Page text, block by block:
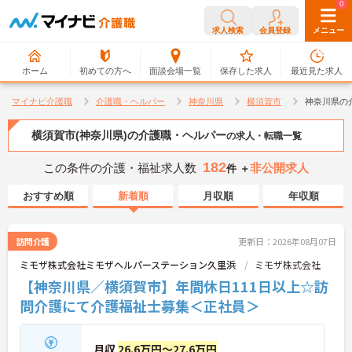
求人検索 会員登録 メニュー
ホーム 初めての方へ 面談会場一覧
0
保存した求人
0
最近見た求人
マイナビ介護職 介護職・ヘルパー 神奈川県 横須賀市 神奈川県の
横須賀市(神奈川県)の介護職・ヘルパーの求人・転職一覧
この条件の介護・福祉求人数 182件 ＋非公開求人
おすすめ順 新着順 月収順 年収順
訪問介護 更新日：2026年08月07日
ミモザ株式会社ミモザヘルパーステーション久里浜 ミモザ株式会社
【神奈川県／横須賀市】年間休日111日以上☆訪
問介護にて介護福祉士募集＜正社員＞
月収 26.6万円～27.6万円